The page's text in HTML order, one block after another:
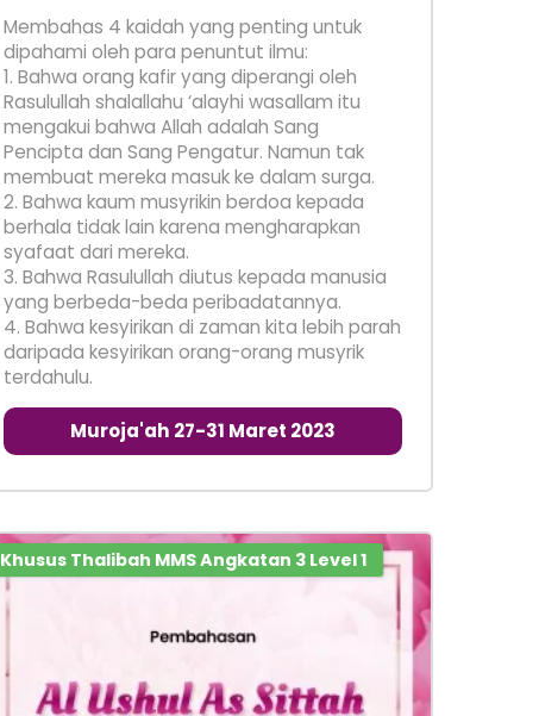
Membahas 4 kaidah yang penting untuk
dipahami oleh para penuntut ilmu:
1. Bahwa orang kafir yang diperangi oleh
Rasulullah shalallahu ‘alayhi wasallam itu
mengakui bahwa Allah adalah Sang
Pencipta dan Sang Pengatur. Namun tak
membuat mereka masuk ke dalam surga.
2. Bahwa kaum musyrikin berdoa kepada
berhala tidak lain karena mengharapkan
syafaat dari mereka.
3. Bahwa Rasulullah diutus kepada manusia
yang berbeda-beda peribadatannya.
4. Bahwa kesyirikan di zaman kita lebih parah
daripada kesyirikan orang-orang musyrik
terdahulu.
Muroja'ah 27-31 Maret 2023
Khusus Thalibah MMS Angkatan 3 Level 1